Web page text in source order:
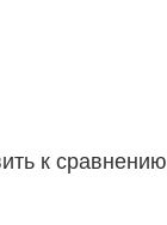
к сравнению